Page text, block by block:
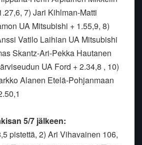
7) Jari Kihlman-Matti
UA Mitsubishi + 1.55,9, 8)
Vatilo Laihian UA Mitsubishi
Skantz-Ari-Pekka Hautanen
UA Ford + 2.34,8 , 10)
Alanen Etelä-Pohjanmaan
5/7 jälkeen:
pistettä, 2) Ari Vihavainen 106,